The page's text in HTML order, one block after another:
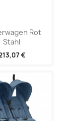
Rot
Stahl
€